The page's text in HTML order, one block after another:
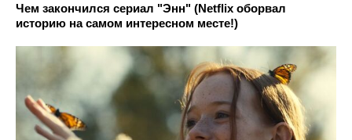
Чем закончился сериал "Энн" (Netflix оборвал
историю на самом интересном месте!)